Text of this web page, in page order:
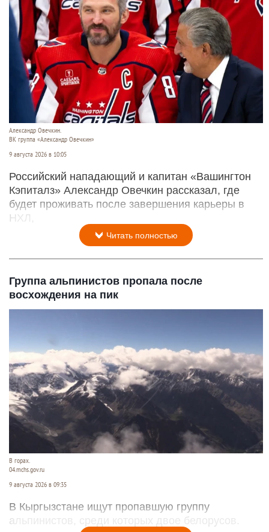
Александр Овечкин.
ВК группа «Александр Овечкин»
9 августа 2026 в 10:05
Российский нападающий и капитан «Вашингтон
Кэпиталз» Александр Овечкин рассказал, где
будет проживать после завершения карьеры в
НХЛ,
Читать полностью
Группа альпинистов пропала после
восхождения на пик
В горах.
04.mchs.gov.ru
9 августа 2026 в 09:35
В Кыргызстане ищут пропавшую группу
альпинистов, среди которых двое белорусов.